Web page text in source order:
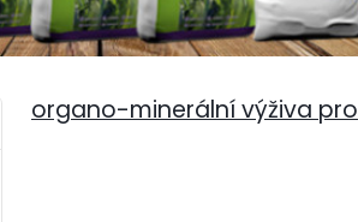
organo-minerální výživa pro